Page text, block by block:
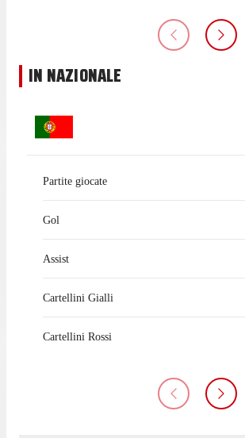
IN NAZIONALE
Partite giocate
Gol
Assist
Cartellini Gialli
Cartellini Rossi